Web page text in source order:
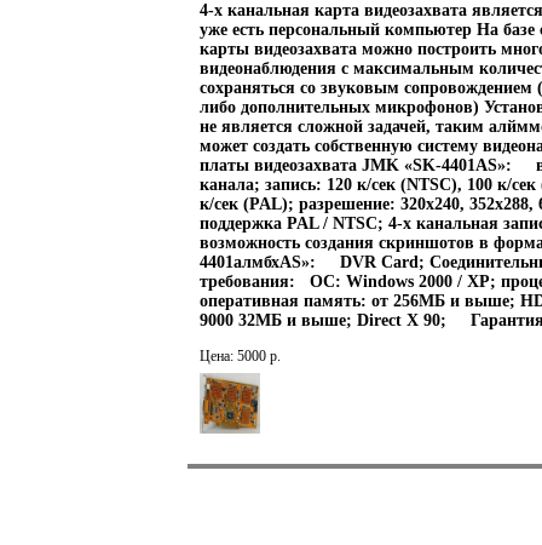
4-х канальная карта видеозахвата
уже есть персональный компьютер На базе
карты видеозахвата можно построить
видеонаблюдения с максимальным
сохраняться со звуковым сопровождением
либо дополнительных микрофонов)
не является сложной задачей, таким
может создать собственную систему
платы видеозахвата JMK «SK-4401AS»:
канала; запись: 120 к/сек (NTSC), 100 к/
к/сек (PAL); разрешение: 320x240,
поддержка PAL / NTSC; 4-х канальная
возможность создания скриншотов в
4401алмбхAS»: DVR Card;
требования: ОС: Windows 2000 / XP;
оперативная память: от 256МБ и выше;
9000 32МБ и выше; Direct X 90;
Цена: 5000 р.